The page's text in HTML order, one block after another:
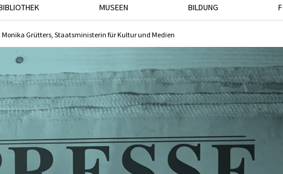
MUSEEN
BILDUNG
Monika Grütters, Staatsministerin für Kultur und Medien